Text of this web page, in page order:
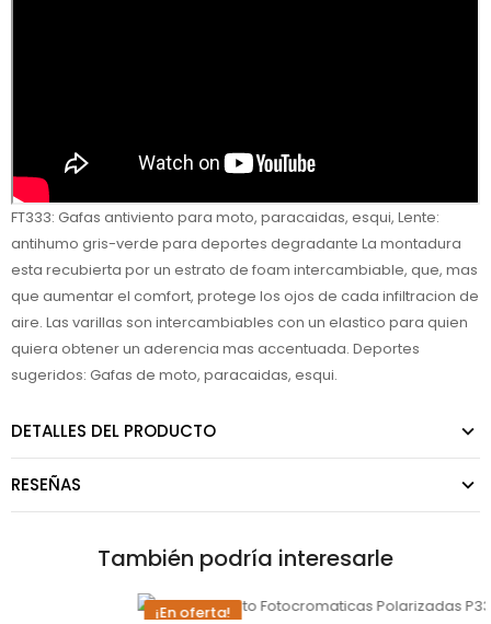
FT333: Gafas antiviento para moto, paracaidas, esqui, Lente:
antihumo gris-verde para deportes degradante La montadura
esta recubierta por un estrato de foam intercambiable, que, mas
que aumentar el comfort, protege los ojos de cada infiltracion de
aire. Las varillas son intercambiables con un elastico para quien
quiera obtener un aderencia mas accentuada. Deportes
sugeridos: Gafas de moto, paracaidas, esqui.
DETALLES DEL PRODUCTO
RESEÑAS
También podría interesarle
¡En oferta!